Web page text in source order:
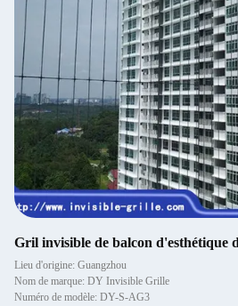
Gril invisible de balcon d'esthétique
Lieu d'origine: Guangzhou
Nom de marque: DY Invisible Grille
Numéro de modèle: DY-S-AG3